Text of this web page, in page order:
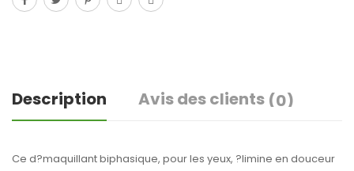
Description Avis des clients (0)
Ce d?maquillant biphasique, pour les yeux, ?limine en douceur